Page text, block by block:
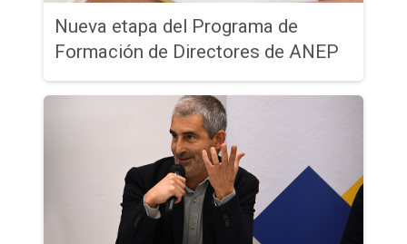
Nueva etapa del Programa de
Formación de Directores de ANEP